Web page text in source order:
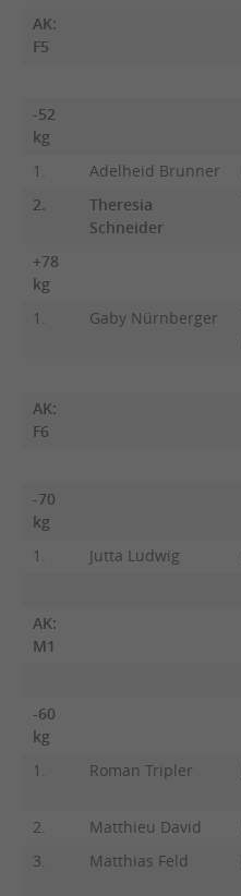
AK:
F5
-52
kg
1.
Adelheid Brunner
2.
Theresia
Schneider
+78
kg
1.
Gaby Nürnberger
AK:
F6
-70
kg
1.
Jutta Ludwig
AK:
M1
-60
kg
1.
Roman Tripler
2. Matthieu David
3.
Matthias Feld